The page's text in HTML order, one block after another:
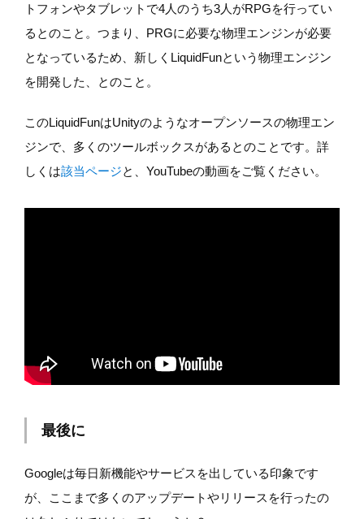
トフォンやタブレットで4人のうち3人がRPGを行ってい
るとのこと。つまり、PRGに必要な物理エンジンが必要
となっているため、新しくLiquidFunという物理エンジン
を開発した、とのこと。
このLiquidFunはUnityのようなオープンソースの物理エン
ジンで、多くのツールボックスがあるとのことです。詳
しくは該当ページと、YouTubeの動画をご覧ください。
最後に
Googleは毎日新機能やサービスを出している印象です
が、ここまで多くのアップデートやリリースを行ったの